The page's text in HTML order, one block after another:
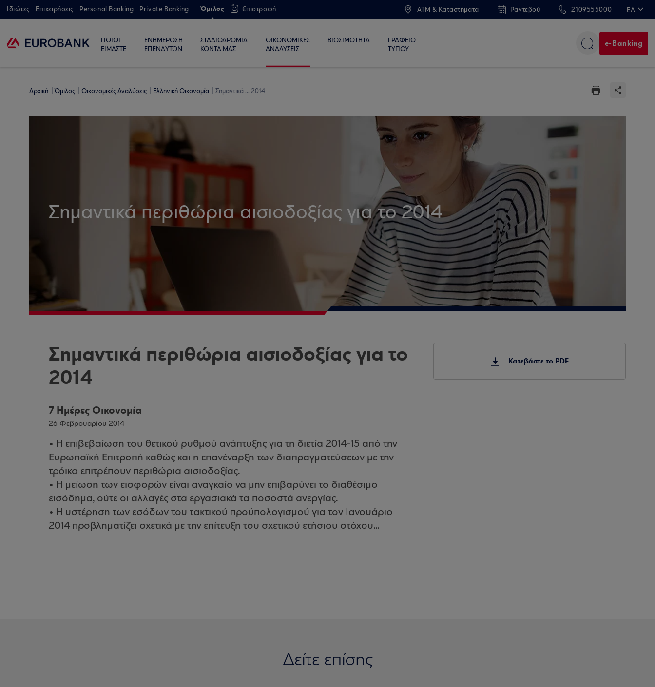
Ιδιώτες Επιχειρήσεις Personal Banking Private Banking Όμιλος €πιστροφή ATM & Καταστήματα Ραντεβού 2109555000 ΕΛ
ΠΟΙΟΙ
ΕΙΜΑΣΤΕ
ΕΝΗΜΕΡΩΣΗ
ΕΠΕΝΔΥΤΩΝ
ΣΤΑΔΙΟΔΡΟΜΙΑ
ΚΟΝΤΑ ΜΑΣ
ΟΙΚΟΝΟΜΙΚΕΣ
ΑΝΑΛΥΣΕΙΣ
ΒΙΩΣΙΜΟΤΗΤΑ
ΓΡΑΦΕΙΟ
ΤΥΠΟΥ
e-Banking
Αρχική Όμιλος Οικονομικές Αναλύσεις Ελληνική Οικονομία Σημαντικά ... 2014
Σημαντικά περιθώρια αισιοδοξίας για το 2014
Σημαντικά περιθώρια αισιοδοξίας για το
2014
7 Ημέρες Οικονομία
26 Φεβρουαρίου 2014
• Η επιβεβαίωση του θετικού ρυθμού ανάπτυξης για τη διετία 2014-15 από την
Ευρωπαϊκή Επιτροπή καθώς και η επανέναρξη των διαπραγματεύσεων με την
τρόικα επιτρέπουν περιθώρια αισιοδοξίας.
• Η μείωση των εισφορών είναι αναγκαίο να μην επιβαρύνει το διαθέσιμο
εισόδημα, ούτε οι αλλαγές στα εργασιακά τα ποσοστά ανεργίας.
• Η υστέρηση των εσόδων του τακτικού προϋπολογισμού για τον Ιανουάριο
2014 προβληματίζει σχετικά με την επίτευξη του σχετικού ετήσιου στόχου...
Κατεβάστε το PDF
Δείτε επίσης